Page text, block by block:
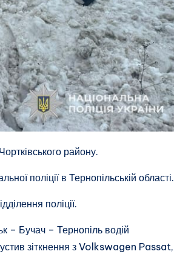
району.
поліції в Тернопільській області.
поліції.
– Бучач – Тернопіль водій
зіткнення з Volkswagen Passat,